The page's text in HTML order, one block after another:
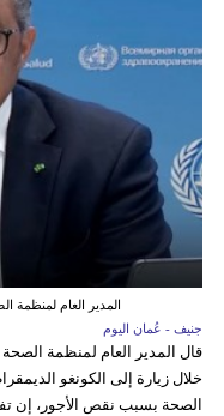
المدير العام لمنظمة
جنيف - عُمان اليوم
قال المدير العام لمنظمة الصحة
خلال زيارة إلى الكونغو
الصحة بسبب نقص الأجور، إن